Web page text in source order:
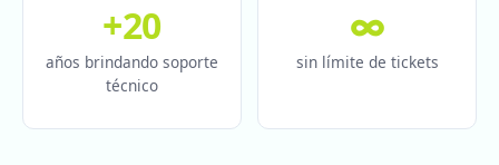
+20
años brindando soporte
técnico
∞
sin límite de tickets